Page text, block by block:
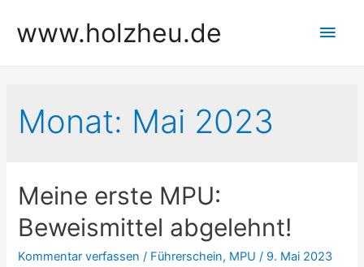
Inhaltwww.holzheu.de
Monat: Mai 2023
Meine erste MPU:
Beweismittel abgelehnt!
Kommentar verfassen / Führerschein, MPU / 9. Mai 2023